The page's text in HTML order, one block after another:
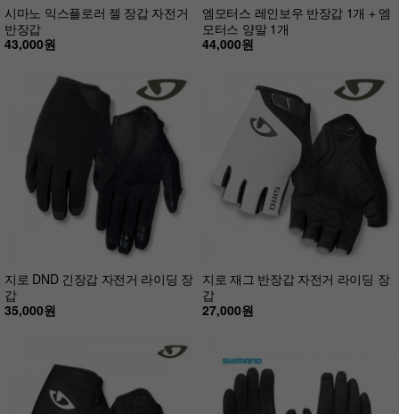
시마노 익스플로러 젤 장갑 자전거
반장갑
43,000원
엠모터스 레인보우 반장갑 1개 + 엠
모터스 양말 1개
44,000원
지로 DND 긴장갑 자전거 라이딩 장
갑
35,000원
지로 재그 반장갑 자전거 라이딩 장
갑
27,000원